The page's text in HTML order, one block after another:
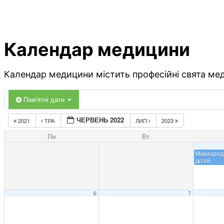
Календар медицини
Календар медицини містить професійні свята
Пам'ятні дати
2021 ТРА ЧЕРВЕНЬ 2022 ЛИП 2023
Пн Вт
дітей
6 7